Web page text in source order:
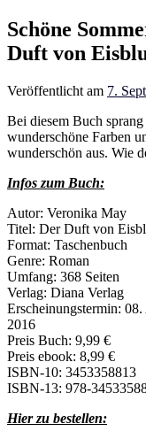
Schöne
Duft von
Veröffentlicht am 7.
Bei diesem Buch
wunderschöne Farben
wunderschön aus. Wie
Infos zum Buch:
Autor: Veronika May
Titel: Der Duft von
Format: Taschenbuch
Genre: Roman
Umfang: 368 Seiten
Verlag: Diana Verlag
Erscheinungstermin:
2016
Preis Buch: 9,99 €
Preis ebook: 8,99 €
ISBN-10: 3453358813
ISBN-13: 978-
Hier zu bestellen: